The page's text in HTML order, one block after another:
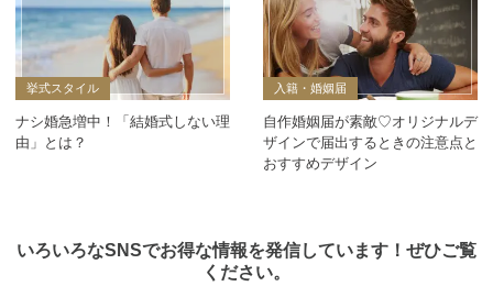
挙式スタイル
ナシ婚急増中！「結婚式しない理
由」とは？
入籍・婚姻届
自作婚姻届が素敵♡オリジナルデ
ザインで届出するときの注意点と
おすすめデザイン
いろいろなSNSでお得な情報を発信しています！ぜひご覧
ください。